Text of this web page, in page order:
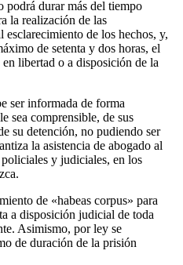
podrá durar más del tiempo
la realización de las
esclarecimiento de los hechos, y,
de setenta y dos horas, el
libertad o a disposición de la
ser informada de forma
sea comprensible, de sus
su detención, no pudiendo ser
la asistencia de abogado al
y judiciales, en los
de «habeas corpus» para
a disposición judicial de toda
Asimismo, por ley se
de duración de la prisión